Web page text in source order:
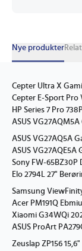
Nye produkter
Cepter Ultra X
Cepter E-Sport Pro
HP Series 7 Pro
ASUS
ASUS VG27AQ5A
ASUS VG27AQE5A
Elo 2794L 27"
Samsung
Acer PM191Q
Xiaomi G34WQi
Zeuslap ZP156